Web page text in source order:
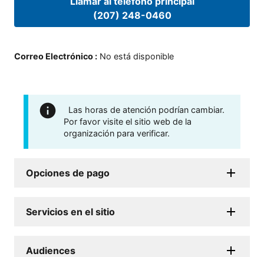
(207) 248-0460
Correo Electrónico : No está disponible
Las horas de atención podrían cambiar.
Por favor visite el sitio web de la
organización para verificar.
Opciones de pago
Servicios en el sitio
Audiences